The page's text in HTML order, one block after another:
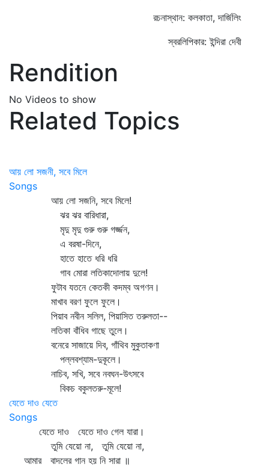
রচনাস্থান: কলকাতা, দার্জিলিং
স্বরলিপিকার: ইন্দিরা দেবী
Rendition
No Videos to show
Related Topics
আয় লো সজনী, সবে মিলে
Songs
আয় লো সজনি, সবে মিলে!
ঝর ঝর বারিধারা,
মৃদু মৃদু গুরু গুরু গর্জ্জন,
এ বরষা-দিনে,
হাতে হাতে ধরি ধরি
গাব মোরা লতিকাদোলায় দুলে!
ফুটাব যতনে কেতকী কদম্ব অগণন।
মাখাব বরণ ফুলে ফুলে।
পিয়াব নবীন সলিল, পিয়াসিত তরুলতা--
লতিকা বাঁধিব গাছে তুলে।
বনেরে সাজায়ে দিব, গাঁথিব মুকুতাকণা
পল্লবশ্যাম-দুকূলে।
নাচিব, সখি, সবে নবঘন-উৎসবে
বিকচ বকুলতরু-মূলে!
যেতে দাও যেতে
Songs
যেতে দাও যেতে দাও গেল যারা।
তুমি যেয়ো না, তুমি যেয়ো না,
আমার বাদলের গান হয় নি সারা ॥